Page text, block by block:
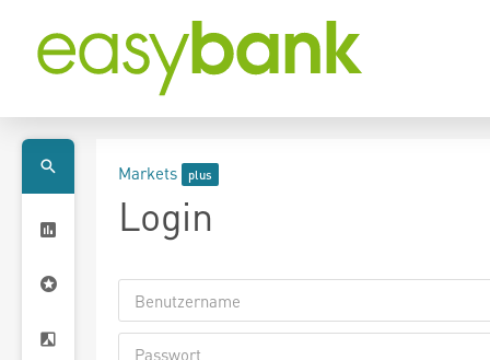
Markets
Login